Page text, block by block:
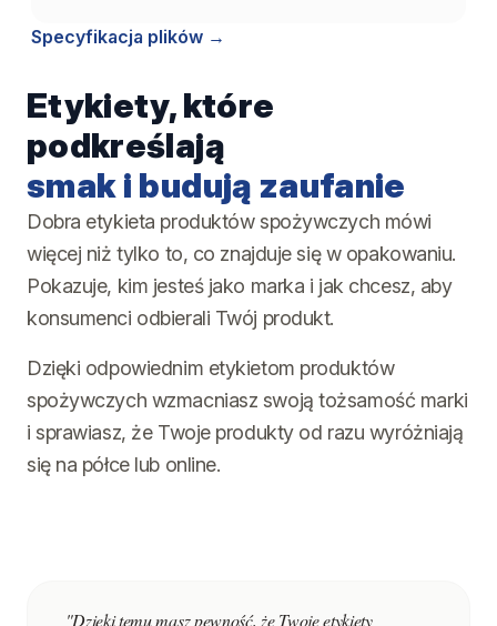
Specyfikacja plików
Etykiety, które
podkreślają
smak i budują zaufanie
Dobra etykieta produktów spożywczych mówi
więcej niż tylko to, co znajduje się w opakowaniu.
Pokazuje, kim jesteś jako marka i jak chcesz, aby
konsumenci odbierali Twój produkt.
Dzięki odpowiednim etykietom produktów
spożywczych wzmacniasz swoją tożsamość marki
i sprawiasz, że Twoje produkty od razu wyróżniają
się na półce lub online.
"Dzięki temu masz pewność, że Twoje etykiety